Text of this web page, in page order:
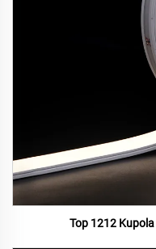
Top 1212